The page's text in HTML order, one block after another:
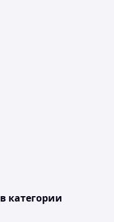
в категории